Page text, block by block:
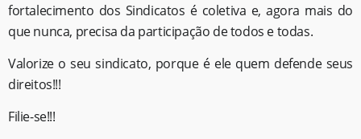
fortalecimento dos Sindicatos é coletiva e, agora mais do
que nunca, precisa da participação de todos e todas.
Valorize o seu sindicato, porque é ele quem defende seus
direitos!!!
Filie-se!!!